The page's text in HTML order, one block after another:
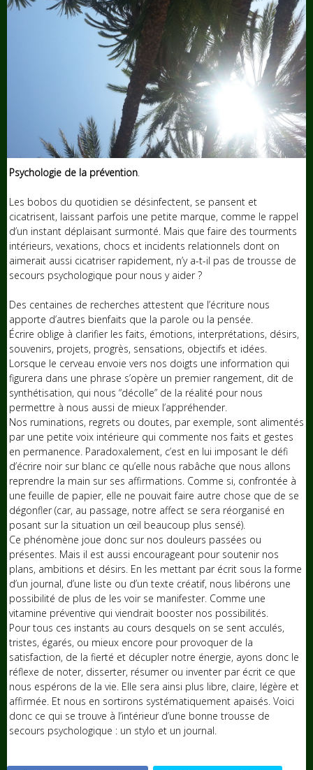
Psychologie de la prévention.
Les bobos du quotidien se désinfectent, se pansent et
cicatrisent, laissant parfois une petite marque, comme le rappel
d’un instant déplaisant surmonté. Mais que faire des tourments
intérieurs, vexations, chocs et incidents relationnels dont on
aimerait aussi cicatriser rapidement, n’y a-t-il pas de trousse de
secours psychologique pour nous y aider ?
Des centaines de recherches attestent que l’écriture nous
apporte d’autres bienfaits que la parole ou la pensée.
Écrire oblige à clarifier les faits, émotions, interprétations, désirs,
souvenirs, projets, progrès, sensations, objectifs et idées.
Lorsque le cerveau envoie vers nos doigts une information qui
figurera dans une phrase s’opère un premier rangement, dit de
synthétisation, qui nous “décolle” de la réalité pour nous
permettre à nous aussi de mieux l’appréhender.
Nos ruminations, regrets ou doutes, par exemple, sont alimentés
par une petite voix intérieure qui commente nos faits et gestes
en permanence. Paradoxalement, c’est en lui imposant le défi
d’écrire noir sur blanc ce qu’elle nous rabâche que nous allons
reprendre la main sur ses affirmations. Comme si, confrontée à
une feuille de papier, elle ne pouvait faire autre chose que de se
dégonfler (car, au passage, notre affect se sera réorganisé en
posant sur la situation un œil beaucoup plus sensé).
Ce phénomène joue donc sur nos douleurs passées ou
présentes. Mais il est aussi encourageant pour soutenir nos
plans, ambitions et désirs. En les mettant par écrit sous la forme
d’un journal, d’une liste ou d’un texte créatif, nous libérons une
possibilité de plus de les voir se manifester. Comme une
vitamine préventive qui viendrait booster nos possibilités.
Pour tous ces instants au cours desquels on se sent acculés,
tristes, égarés, ou mieux encore pour provoquer de la
satisfaction, de la fierté et décupler notre énergie, ayons donc le
réflexe de noter, disserter, résumer ou inventer par écrit ce que
nous espérons de la vie. Elle sera ainsi plus libre, claire, légère et
affirmée. Et nous en sortirons systématiquement apaisés. Voici
donc ce qui se trouve à l’intérieur d’une bonne trousse de
secours psychologique : un stylo et un journal.